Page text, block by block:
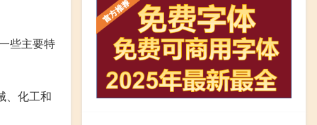
些主要特
、化工和